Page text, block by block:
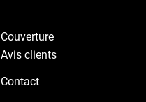
Couverture
Avis clients
Contact